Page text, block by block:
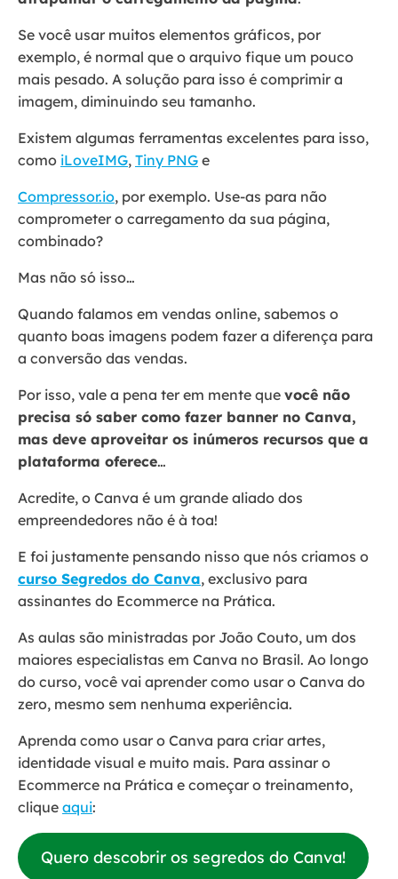
Se você usar muitos elementos gráficos, por
exemplo, é normal que o arquivo fique um pouco
mais pesado. A solução para isso é comprimir a
imagem, diminuindo seu tamanho.
Existem algumas ferramentas excelentes para isso,
como iLoveIMG, Tiny PNG e
Compressor.io, por exemplo. Use-as para não
comprometer o carregamento da sua página,
combinado?
Mas não só isso…
Quando falamos em vendas online, sabemos o
quanto boas imagens podem fazer a diferença para
a conversão das vendas.
Por isso, vale a pena ter em mente que você não
precisa só saber como fazer banner no Canva,
mas deve aproveitar os inúmeros recursos que a
plataforma oferece…
Acredite, o Canva é um grande aliado dos
empreendedores não é à toa!
E foi justamente pensando nisso que nós criamos o
curso Segredos do Canva, exclusivo para
assinantes do Ecommerce na Prática.
As aulas são ministradas por João Couto, um dos
maiores especialistas em Canva no Brasil. Ao longo
do curso, você vai aprender como usar o Canva do
zero, mesmo sem nenhuma experiência.
Aprenda como usar o Canva para criar artes,
identidade visual e muito mais. Para assinar o
Ecommerce na Prática e começar o treinamento,
clique aqui:
Quero descobrir os segredos do Canva!